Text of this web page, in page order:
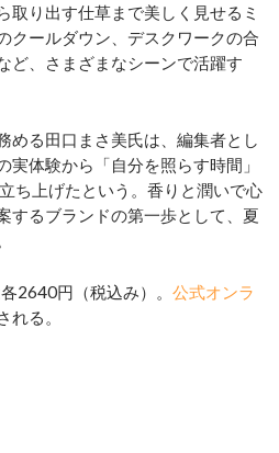
り出す仕草まで美しく見せるミ
クールダウン、デスクワークの合
ど、さまざまなシーンで活躍す
る田口まさ美氏は、編集者とし
体験から「自分を照らす時間」
ち上げたという。香りと潤いで心
するブランドの第一歩として、夏
2640円（税込み）。 公式オンラ
れる。